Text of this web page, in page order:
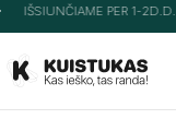
IŠSIUNČIAME PER 1-2D.D.!